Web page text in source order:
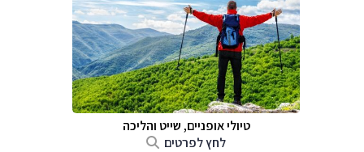
טיולי אופניים, שייט והליכה
לחץ לפרטים